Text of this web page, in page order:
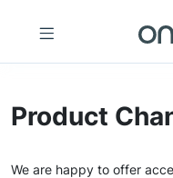
Product
We are happy to offer